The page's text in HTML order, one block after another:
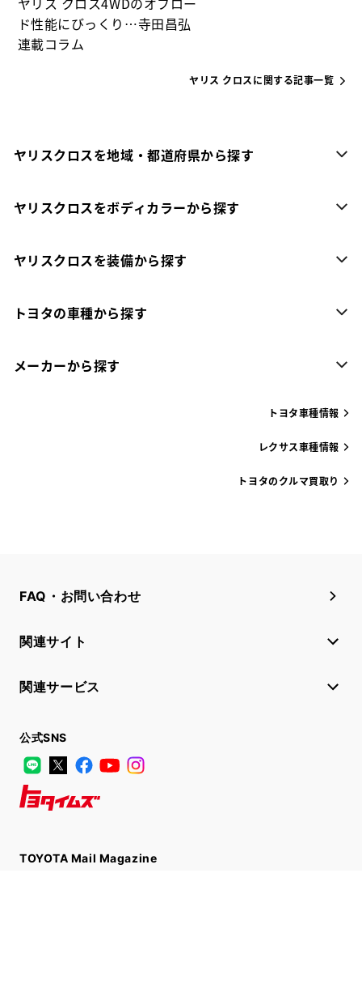
ド性能にびっくり…寺田昌弘
連載コラム
ヤリス クロスに関する記事一覧
ヤリスクロスを地域・都道府県から探す
ヤリスクロスをボディカラーから探す
ヤリスクロスを装備から探す
トヨタの車種から探す
メーカーから探す
トヨタ車種情報
レクサス車種情報
トヨタのクルマ買取り
FAQ・お問い合わせ
関連サイト
関連サービス
公式SNS
LINE
X FacebookYouTube
TOYOTA Mail Magazine